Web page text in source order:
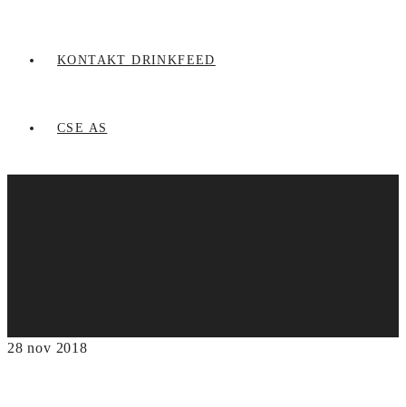
KONTAKT DRINKFEED
CSE AS
28 nov 2018